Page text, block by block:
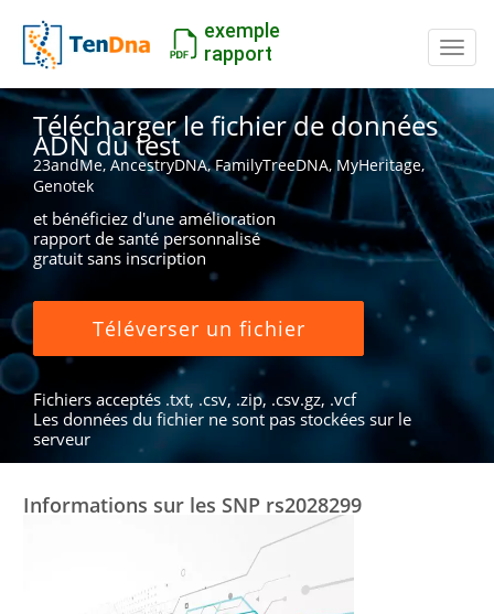
exemple
rapport
Télécharger le fichier de données
ADN du test
23andMe, AncestryDNA, FamilyTreeDNA, MyHeritage,
Genotek
et bénéficiez d'une amélioration
rapport de santé personnalisé
gratuit sans inscription
Téléverser un fichier
Fichiers acceptés .txt, .csv, .zip, .csv.gz, .vcf
Les données du fichier ne sont pas stockées sur le
serveur
Informations sur les SNP rs2028299